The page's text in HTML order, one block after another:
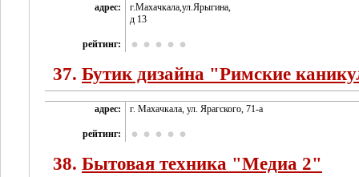
адрес:
г.Махачкала,ул.Ярыгина,
д 13
рейтинг:
37. Бутик дизайна "Римские
адрес: г. Махачкала, ул. Ярагского, 71-а
рейтинг:
38. Бытовая техника "Медиа 2"